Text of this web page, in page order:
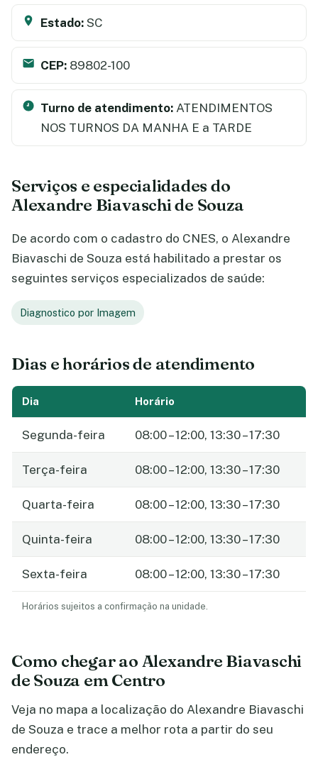
Estado: SC
CEP: 89802-100
Turno de atendimento: ATENDIMENTOS
NOS TURNOS DA MANHA E a TARDE
Serviços e especialidades do
Alexandre Biavaschi de Souza
De acordo com o cadastro do CNES, o Alexandre
Biavaschi de Souza está habilitado a prestar os
seguintes serviços especializados de saúde:
Diagnostico por Imagem
Dias e horários de atendimento
Dia Horário
Segunda-feira 08:00 – 12:00, 13:30 – 17:30
Terça-feira 08:00 – 12:00, 13:30 – 17:30
Quarta-feira 08:00 – 12:00, 13:30 – 17:30
Quinta-feira 08:00 – 12:00, 13:30 – 17:30
Sexta-feira 08:00 – 12:00, 13:30 – 17:30
Horários sujeitos a confirmação na unidade.
Como chegar ao Alexandre Biavaschi
de Souza em Centro
Veja no mapa a localização do Alexandre Biavaschi
de Souza e trace a melhor rota a partir do seu
endereço.